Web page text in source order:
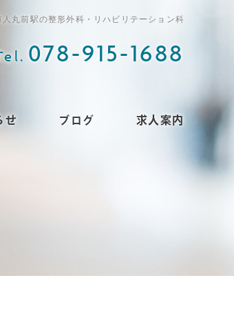
丸前駅の整形外科・リハビリテーション科
078-915-1688
せ ブログ 求人案内